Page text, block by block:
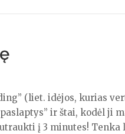
(liet. idėjos, kurias
ir štai, kodėl ji
į 3 minutes! Tenka